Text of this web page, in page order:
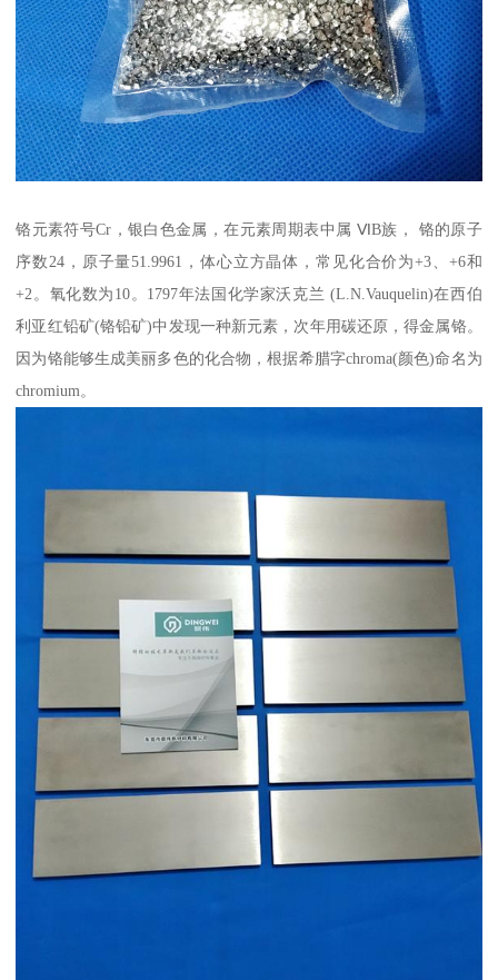
铬元素符号Cr，银白色金属，在元素周期表中属 ⅥB族， 铬的原子
序数24，原子量51.9961，体心立方晶体，常见化合价为+3、+6和
+2。氧化数为10。1797年法国化学家沃克兰 (L.N.Vauquelin)在西伯
利亚红铅矿(铬铅矿)中发现一种新元素，次年用碳还原，得金属铬。
因为铬能够生成美丽多色的化合物，根据希腊字chroma(颜色)命名为
chromium。